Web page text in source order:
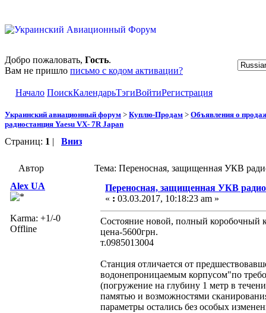
Добро пожаловать, Гость.
Вам не пришло письмо с кодом активации?
Начало ПоискКалендарьТэгиВойтиРегистрация
Украинский авиационный форум > Куплю-Продам > Объявления о
радиостанция Yaesu VX- 7R Japan
Страниц: 1 | Вниз
Автор
Тема: Переносная, защищенная УКВ
Alex UA
Karma: +1/-0
Offline
Переносная, защищенная УКВ
« : 03.03.2017, 10:18:23 am »
Состояние новой, полный коробочный
цена-5600грн.
т.0985013004
Станция отличается от
водонепроницаемым корпусом"по
(погружение на глубину 1 метр в
памятью и возможностями
параметры остались без особых